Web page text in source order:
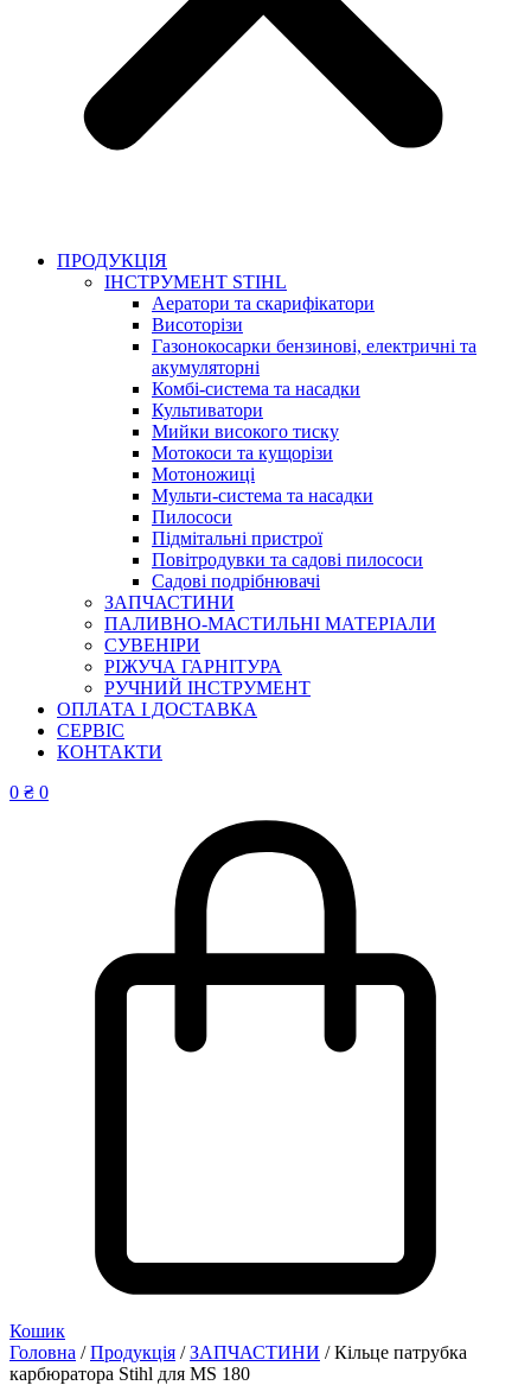
ПРОДУКЦІЯ
ІНСТРУМЕНТ STIHL
Аератори та скарифікатори
Висоторізи
Газонокосарки бензинові, електричні та
акумуляторні
Комбі-система та насадки
Культиватори
Мийки високого тиску
Мотокоси та кущорізи
Мотоножиці
Мульти-система та насадки
Пилососи
Підмітальні пристрої
Повітродувки та садові пилососи
Садові подрібнювачі
ЗАПЧАСТИНИ
ПАЛИВНО-МАСТИЛЬНІ МАТЕРІАЛИ
СУВЕНІРИ
РІЖУЧА ГАРНІТУРА
РУЧНИЙ ІНСТРУМЕНТ
ОПЛАТА І ДОСТАВКА
СЕРВІС
КОНТАКТИ
0 ₴ 0
Кошик
Головна /Продукція /ЗАПЧАСТИНИ / Кільце патрубка
карбюратора Stihl для MS 180